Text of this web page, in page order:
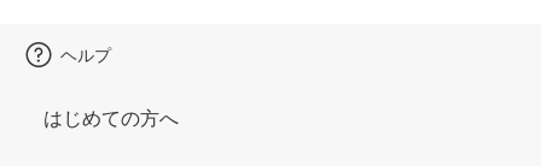
ヘルプ
はじめての方へ